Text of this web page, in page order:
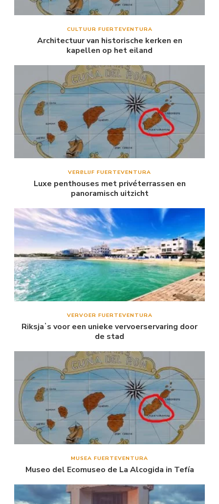
CULTUUR FUERTEVENTURA
Architectuur van historische kerken en
kapellen op het eiland
VERBLIJF FUERTEVENTURA
Luxe penthouses met privéterrassen en
panoramisch uitzicht
VERVOER FUERTEVENTURA
Riksjaʼs voor een unieke vervoerservaring door
de stad
MUSEA FUERTEVENTURA
Museo del Ecomuseo de La Alcogida in Tefía